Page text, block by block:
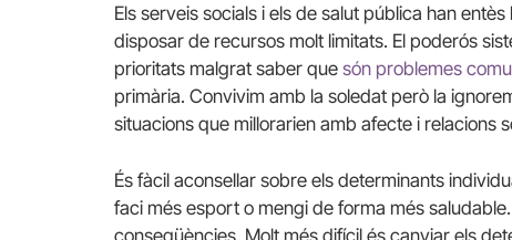
Els serveis socials i els de salut pública han
disposar de recursos molt limitats. El poderós
prioritats malgrat saber que són problemes
primària. Convivim amb la soledat però la
situacions que millorarien amb afecte i relacions
És fàcil aconsellar sobre els determinants
faci més esport o mengi de forma més
conseqüències. Molt més difícil és canviar els